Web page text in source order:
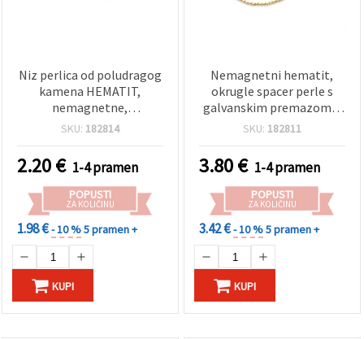
Niz perlica od poludragog
kamena HEMATIT,
nemagnetne,
galvanizirane, okrugle,
mm, rupa 1 mm, ~140
kom.
SKU: 182814
2.20€ 1-4 pramen
POPUSTI
ZA KOLIČINU
1.98 €- 10 %5 pramen +
KUPI
Nemagnetni hematit,
okrugle spacer perle s
galvanskim premazom u
zlatnoj boji, 2–2,5 mm,
na niti — perle od
poludragog kamena za
izradu nakita, perlanje i
DIY rukotvorine
SKU: 182811
3.80€ 1-4 pramen
POPUSTI
ZA KOLIČINU
3.42 €- 10 %5 pramen +
KUPI